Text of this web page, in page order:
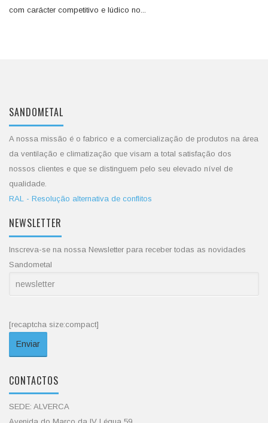
com carácter competitivo e lúdico no...
SANDOMETAL
A nossa missão é o fabrico e a comercialização de produtos na área
da ventilação e climatização que visam a total satisfação dos
nossos clientes e que se distinguem pelo seu elevado nível de
qualidade.
RAL - Resolução alternativa de conflitos
NEWSLETTER
Inscreva-se na nossa Newsletter para receber todas as novidades
Sandometal
[recaptcha size:compact]
CONTACTOS
SEDE: ALVERCA